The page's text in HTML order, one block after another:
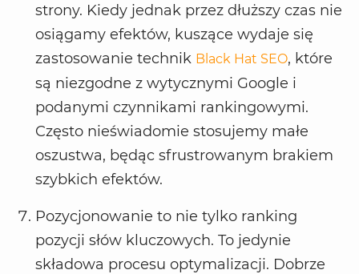
strony. Kiedy jednak przez dłuższy czas nie
osiągamy efektów, kuszące wydaje się
zastosowanie technik Black Hat SEO, które
są niezgodne z wytycznymi Google i
podanymi czynnikami rankingowymi.
Często nieświadomie stosujemy małe
oszustwa, będąc sfrustrowanym brakiem
szybkich efektów.
Pozycjonowanie to nie tylko ranking
pozycji słów kluczowych. To jedynie
składowa procesu optymalizacji. Dobrze